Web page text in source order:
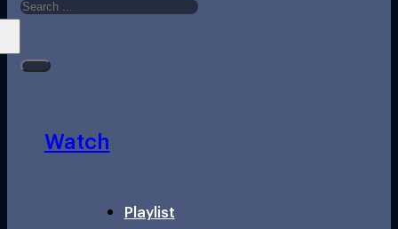
Watch
Playlist